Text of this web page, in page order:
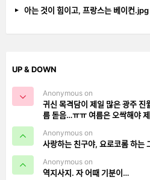
아는 것이 힘이고, 프랑스는 베이컨.jpg
UP & DOWN
Anonymous on
귀신 목격담이 제일 많은 광주
름 돋음…ㅠㅠ 여름은 오싹해야
Anonymous on
사랑하는 친구야, 요로코롬 하는
Anonymous on
역지사지. 자 어때 기분이…